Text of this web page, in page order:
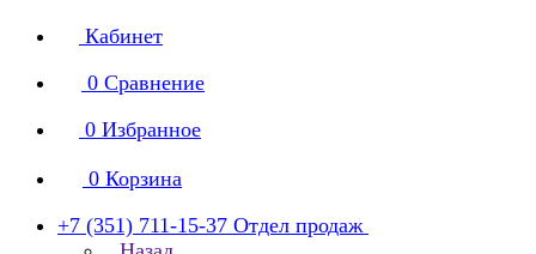
Кабинет
0 Сравнение
0 Избранное
0 Корзина
+7 (351) 711-15-37 Отдел продаж